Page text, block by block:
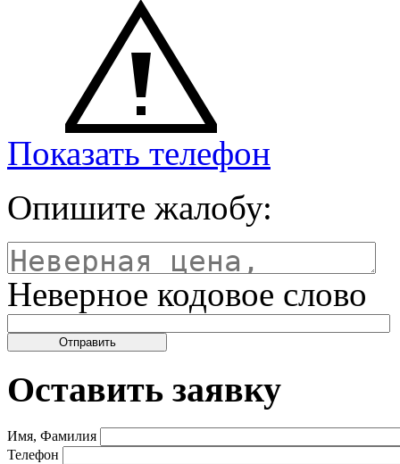
Показать телефон
Опишите жалобу:
Неверное кодовое слово
Оставить заявку
Имя, Фамилия
Телефон